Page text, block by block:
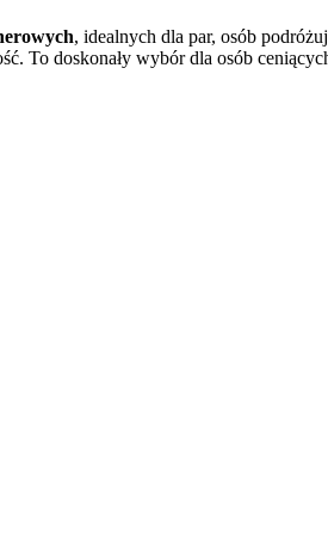
, idealnych dla par, osób
To doskonały wybór dla osób